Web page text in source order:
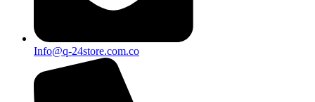
Info@q-24store.com.co